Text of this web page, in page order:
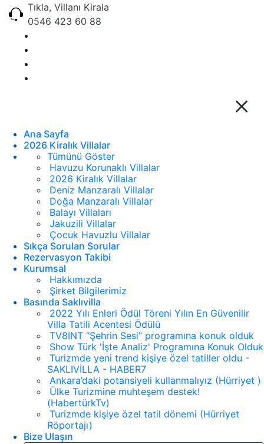
Tıkla, Villanı Kirala
0546 423 60 88
Ana Sayfa
2026 Kiralık Villalar
Tümünü Göster
Havuzu Korunaklı Villalar
2026 Kiralık Villalar
Deniz Manzaralı Villalar
Doğa Manzaralı Villalar
Balayı Villaları
Jakuzili Villalar
Çocuk Havuzlu Villalar
Sıkça Sorulan Sorular
Rezervasyon Takibi
Kurumsal
Hakkımızda
Şirket Bilgilerimiz
Basında Saklıvilla
2022 Yılı Enleri Ödül Töreni Yılın En Güvenilir
Villa Tatili Acentesi Ödülü
TV8INT “Şehrin Sesi” programına konuk olduk
Show Türk 'İşte Analiz' Programına Konuk Olduk
Turizmde yeni trend kişiye özel tatiller oldu -
SAKLIVİLLA - HABER7
Ankara’daki potansiyeli kullanmalıyız (Hürriyet )
Ülke Turizmine muhteşem destek!
(HabertürkTv)
Turizmde kişiye özel tatil dönemi (Hürriyet
Röportajı)
Bize Ulaşın